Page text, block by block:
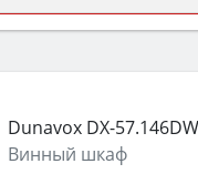
с типом
на объём 50–70
гриль,
детей).
Dunavox DX-
Винный шкаф